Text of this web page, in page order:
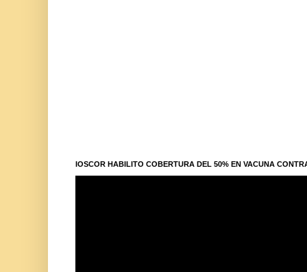
IOSCOR HABILITO COBERTURA DEL 50% EN VACUNA